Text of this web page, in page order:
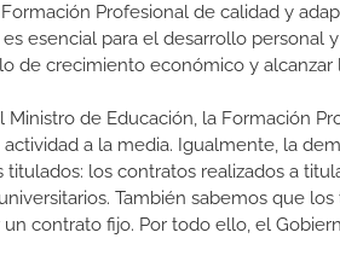
Profesional de calidad y
esencial para el desarrollo personal
de crecimiento económico y
Ministro de Educación, la Formación
a la media. Igualmente, la
titulados: los contratos realizados a
También sabemos que
contrato fijo. Por todo ello, el